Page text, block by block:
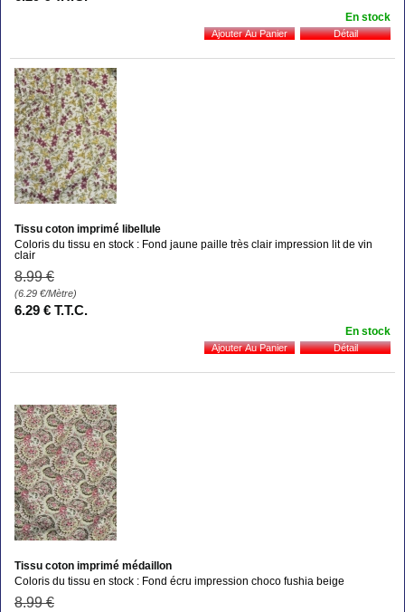
En stock
Tissu coton imprimé libellule
Coloris du tissu en stock : Fond jaune paille très clair impression lit de vin
clair
8.99 €
(6.29 €/Mètre)
6.29 € T.T.C.
En stock
Tissu coton imprimé médaillon
Coloris du tissu en stock : Fond écru impression choco fushia beige
8.99 €